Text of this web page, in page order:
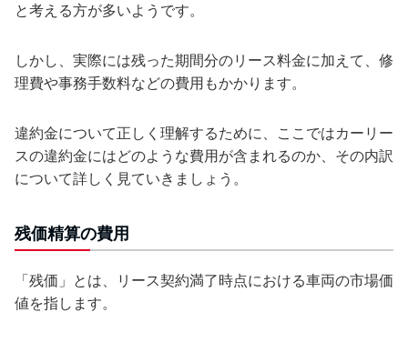
と考える方が多いようです。
しかし、実際には残った期間分のリース料金に加えて、修
理費や事務手数料などの費用もかかります。
違約金について正しく理解するために、ここではカーリー
スの違約金にはどのような費用が含まれるのか、その内訳
について詳しく見ていきましょう。
残価精算の費用
「残価」とは、リース契約満了時点における車両の市場価
値を指します。